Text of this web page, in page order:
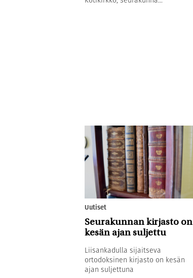
Uutiset
Seurakunnan kirjasto on
kesän ajan suljettu
Liisankadulla sijaitseva
ortodoksinen kirjasto on kesän
ajan suljettuna